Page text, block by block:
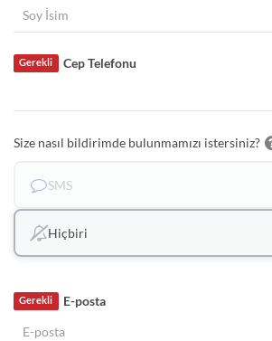
Cep Telefonu
Gerekli
Size nasıl bildirimde bulunmamızı istersiniz?
SMS
Hiçbiri
E-posta
Gerekli